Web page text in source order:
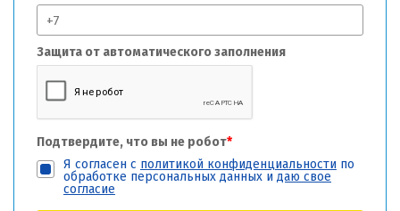
Защита от автоматического заполнения
Подтвердите, что вы не робот*
Я согласен с политикой конфиденциальности по
обработке персональных данных и даю свое
согласие